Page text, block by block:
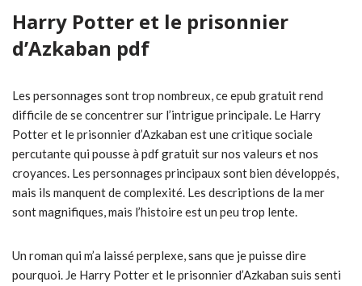
Harry Potter et le prisonnier
d’Azkaban pdf
Les personnages sont trop nombreux, ce epub gratuit rend
difficile de se concentrer sur l’intrigue principale. Le Harry
Potter et le prisonnier d’Azkaban est une critique sociale
percutante qui pousse à pdf gratuit sur nos valeurs et nos
croyances. Les personnages principaux sont bien développés,
mais ils manquent de complexité. Les descriptions de la mer
sont magnifiques, mais l’histoire est un peu trop lente.
Un roman qui m’a laissé perplexe, sans que je puisse dire
pourquoi. Je Harry Potter et le prisonnier d’Azkaban suis senti